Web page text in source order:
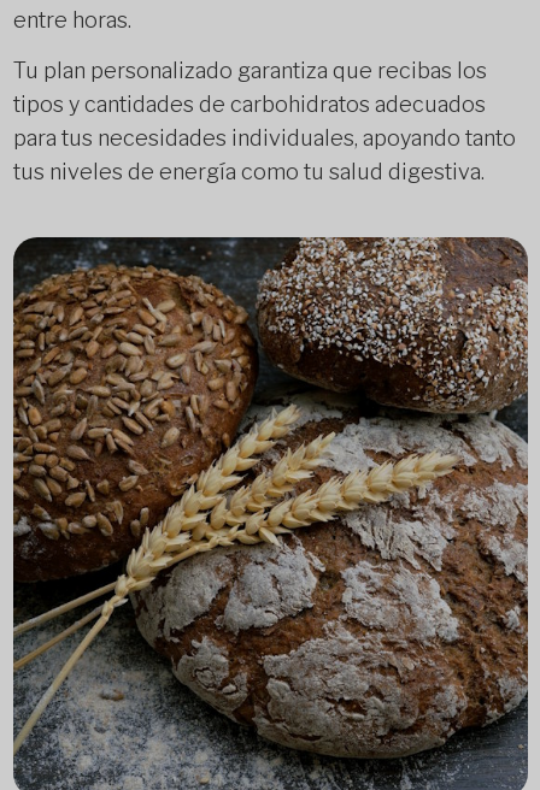
entre horas.
Tu plan personalizado garantiza que recibas los
tipos y cantidades de carbohidratos adecuados
para tus necesidades individuales, apoyando tanto
tus niveles de energía como tu salud digestiva.